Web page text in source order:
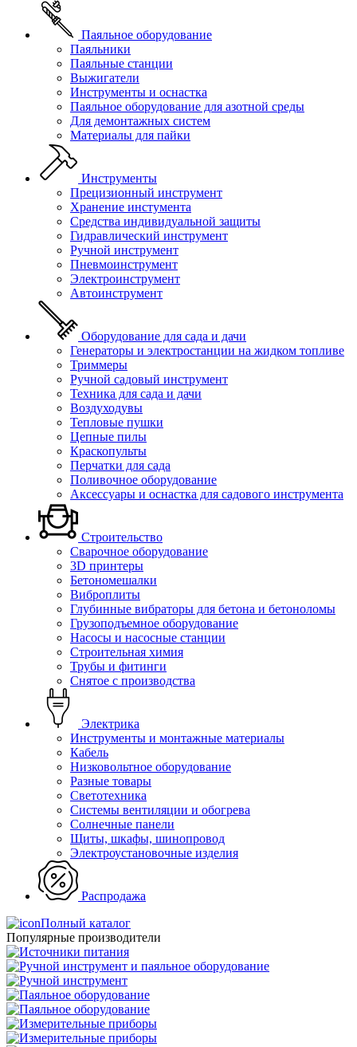
Паяльное оборудование
Паяльники
Паяльные станции
Выжигатели
Инструменты и оснастка
Паяльное оборудование для азотной среды
Для демонтажных систем
Материалы для пайки
Инструменты
Прецизионный инструмент
Хранение инстумента
Средства индивидуальной защиты
Гидравлический инструмент
Ручной инструмент
Пневмоинструмент
Электроинструмент
Автоинструмент
Оборудование для сада и дачи
Генераторы и электростанции на жидком топливе
Триммеры
Ручной садовый инструмент
Техника для сада и дачи
Воздуходувы
Тепловые пушки
Цепные пилы
Краскопульты
Перчатки для сада
Поливочное оборудование
Аксессуары и оснастка для садового инструмента
Строительство
Сварочное оборудование
3D принтеры
Бетономешалки
Виброплиты
Глубинные вибраторы для бетона и бетоноломы
Грузоподъемное оборудование
Насосы и насосные станции
Строительная химия
Трубы и фитинги
Снятое с производства
Электрика
Инструменты и монтажные материалы
Кабель
Низковольтное оборудование
Разные товары
Светотехника
Системы вентиляции и обогрева
Солнечные панели
Щиты, шкафы, шинопровод
Электроустановочные изделия
Распродажа
Полный каталог
Популярные производители